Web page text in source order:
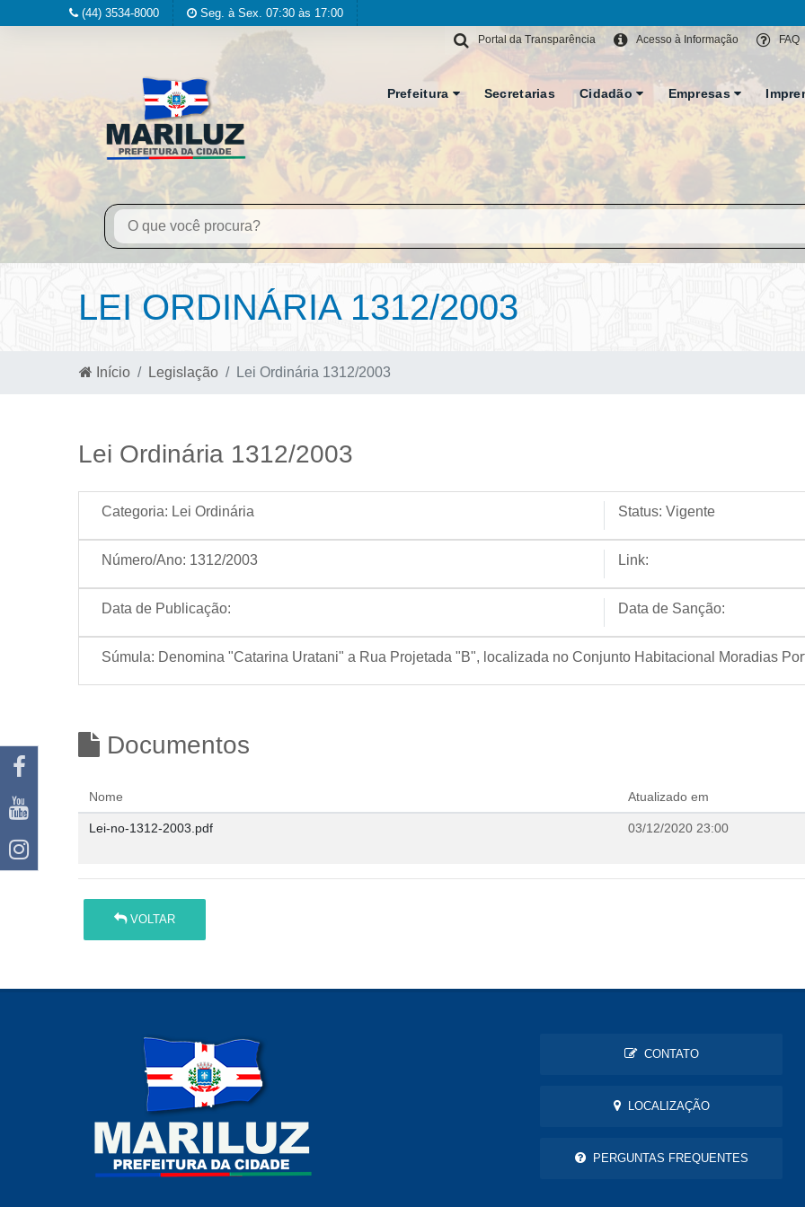
(44) 3534-8000 Seg. à Sex. 07:30 às 17:00
FAQ
Acesso à Informação
Portal da Transparência
Prefeitura Secretarias Cidadão Empresas
LEI ORDINÁRIA 1312/2003
Início Legislação Lei Ordinária 1312/2003
Lei Ordinária 1312/2003
Categoria: Lei Ordinária Status: Vigente
Número/Ano: 1312/2003 Link:
Data de Publicação: Data de Sanção:
Súmula: Denomina "Catarina Uratani" a Rua Projetada "B", localizada no Conjunto Habitacional Moradias
Documentos
Nome Atualizado em
Lei-no-1312-2003.pdf 03/12/2020 23:00
VOLTAR
CONTATO
LOCALIZAÇÃO
PERGUNTAS FREQUENTES